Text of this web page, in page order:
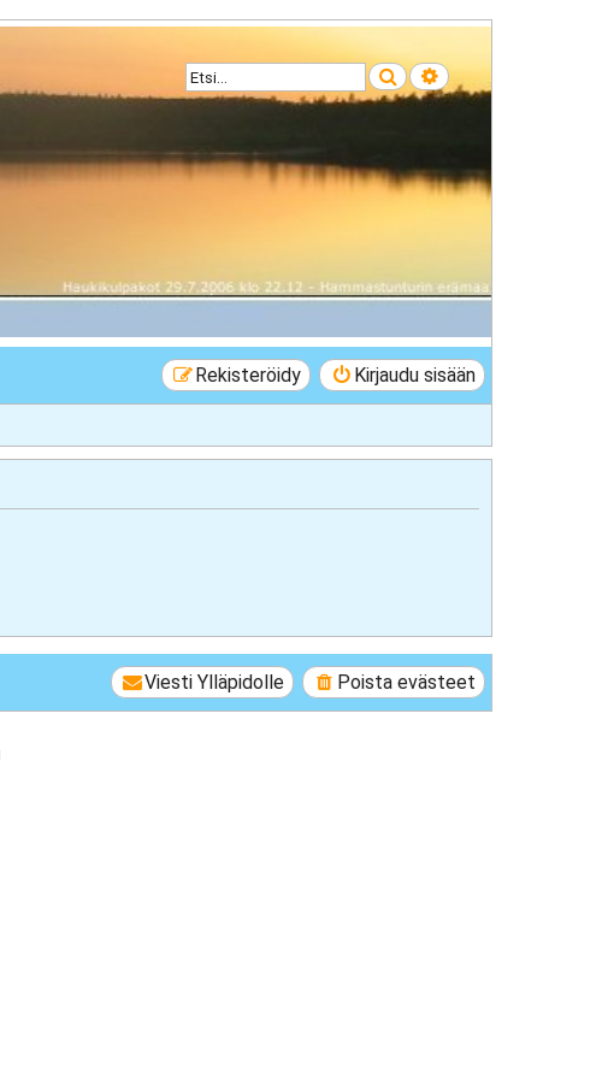
Etsi Tarkennettu haku
Kirjaudu sisään
Rekisteröidy
Poista evästeet
Viesti Ylläpidolle